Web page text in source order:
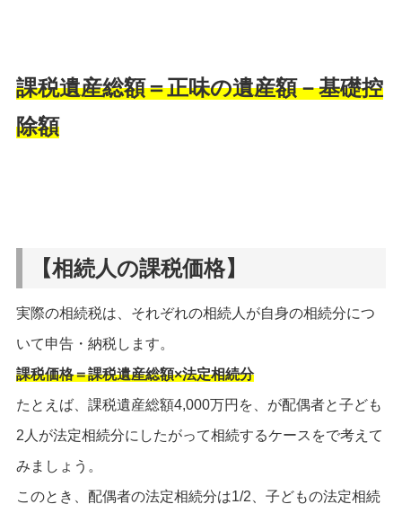
課税遺産総額＝正味の遺産額－基礎控
除額
【相続人の課税価格】
実際の相続税は、それぞれの相続人が自身の相続分につ
いて申告・納税します。
課税価格＝課税遺産総額×法定相続分
たとえば、課税遺産総額4,000万円を、が配偶者と子ども
2人が法定相続分にしたがって相続するケースをで考えて
みましょう。
このとき、配偶者の法定相続分は1/2、子どもの法定相続